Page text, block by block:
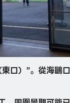
口）”。從海鷗